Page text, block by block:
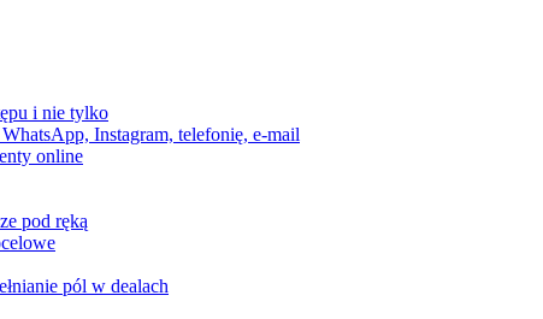
i nie tylko
Instagram, telefonię, e-mail
online
pod ręką
pól w dealach